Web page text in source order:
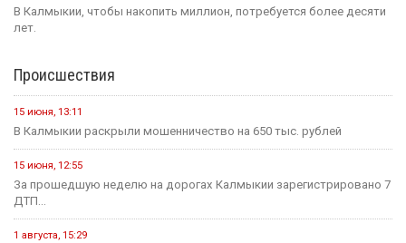
В Калмыкии, чтобы накопить миллион, потребуется более десяти
лет.
Происшествия
15 июня, 13:11
В Калмыкии раскрыли мошенничество на 650 тыс. рублей
15 июня, 12:55
За прошедшую неделю на дорогах Калмыкии зарегистрировано 7
ДТП...
1 августа, 15:29